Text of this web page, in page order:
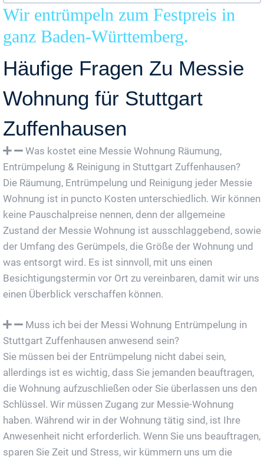
Wir entrümpeln zum Festpreis in
ganz Baden-Württemberg.
Häufige Fragen Zu Messie
Wohnung für Stuttgart
Zuffenhausen
Was kostet eine Messie Wohnung Räumung,
Entrümpelung & Reinigung in Stuttgart Zuffenhausen?
Die Räumung, Entrümpelung und Reinigung jeder Messie
Wohnung ist in puncto Kosten unterschiedlich. Wir können
keine Pauschalpreise nennen, denn der allgemeine
Zustand der Messie Wohnung ist ausschlaggebend, sowie
der Umfang des Gerümpels, die Größe der Wohnung und
was entsorgt wird. Es ist sinnvoll, mit uns einen
Besichtigungstermin vor Ort zu vereinbaren, damit wir uns
einen Überblick verschaffen können.
Muss ich bei der Messi Wohnung Entrümpelung in
Stuttgart Zuffenhausen anwesend sein?
Sie müssen bei der Entrümpelung nicht dabei sein,
allerdings ist es wichtig, dass Sie jemanden beauftragen,
die Wohnung aufzuschließen oder Sie überlassen uns den
Schlüssel. Wir müssen Zugang zur Messie-Wohnung
haben. Während wir in der Wohnung tätig sind, ist Ihre
Anwesenheit nicht erforderlich. Wenn Sie uns beauftragen,
sparen Sie Zeit und Stress, wir kümmern uns um die